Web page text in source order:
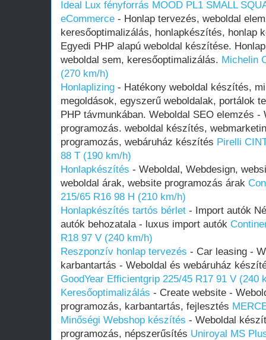
Ideal Lux fényforrás MOOD PL1 SMALL
eCommerce - Honlap tervezés, weboldal
keresőoptimalizálás, honlapkészítés, honlap
Egyedi PHP alapú weboldal készítése.
weboldal sem, keresőoptimalizálás. Michelin
(270 km/h)
Honlaplizing - Hatékony weboldal készítés,
megoldások, egyszerű weboldalak, portálok
PHP távmunkában. Weboldal SEO elemzés
programozás. weboldal készítés,
programozás, webáruház készítés Pirelli
88 T (190 km/h)
Honlapkészítés - Weboldal, Webdesign,
weboldal árak, website programozás árak
215/65 R16 98 H (210 km/h)
Honlapkészítés tartós bérlet - Import autók
autók behozatala - luxus import autók
R18 97 V (240 km/h)
Reszponzív honlap tervezés - Car leasing -
karbantartás - Weboldal és webáruház
GoodYear Efficientgrip 225/45 R17 91 V (240
Keresőoptimalizálás - Create website -
programozás, karbantartás, fejlesztés
Minőségi Webshop készítés - Weboldal
programozás, népszerűsítés Uniroyal MS